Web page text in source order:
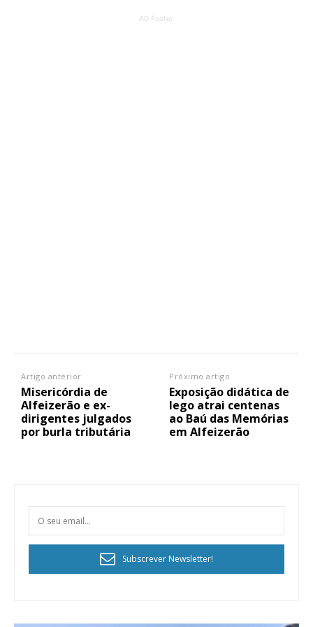
AD Footer
Artigo anterior
Misericórdia de
Alfeizerão e ex-
dirigentes julgados
por burla tributária
Próximo artigo
Exposição didática de
lego atrai centenas
ao Baú das Memórias
em Alfeizerão
Subscrever Newsletter!